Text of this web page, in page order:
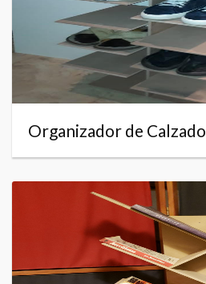
Organizador de Calzado